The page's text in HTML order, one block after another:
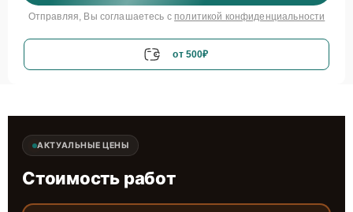
Отправляя, Вы соглашаетесь с политикой конфиденциальности
от 500₽
АКТУАЛЬНЫЕ ЦЕНЫ
Стоимость работ